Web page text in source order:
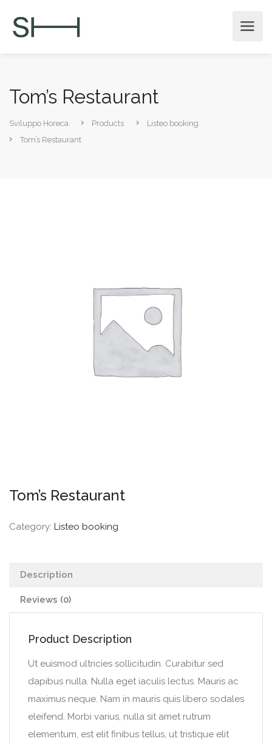
Tom’s Restaurant
Sviluppo Horeca Products
Listeo booking
Tom’s Restaurant
Tom’s Restaurant
Category: Listeo booking
Description
Reviews (0)
Product Description
Ut euismod ultricies sollicitudin. Curabitur sed
dapibus nulla. Nulla eget iaculis lectus. Mauris ac
maximus neque. Nam in mauris quis libero sodales
eleifend. Morbi varius, nulla sit amet rutrum
elementum, est elit finibus tellus, ut tristique elit